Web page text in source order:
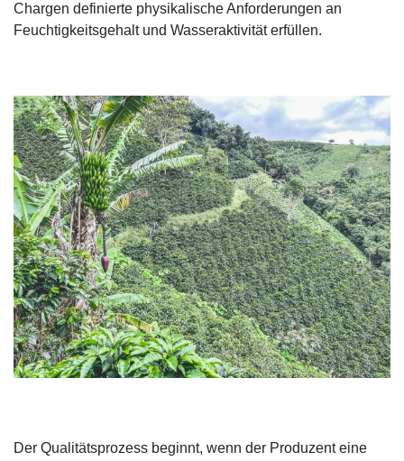
Chargen definierte physikalische Anforderungen an
Feuchtigkeitsgehalt und Wasseraktivität erfüllen.
Der Qualitätsprozess beginnt, wenn der Produzent eine